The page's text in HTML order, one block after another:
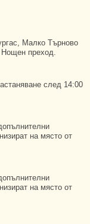
Малко Търново
преход.
след 14:00
на място от
на място от